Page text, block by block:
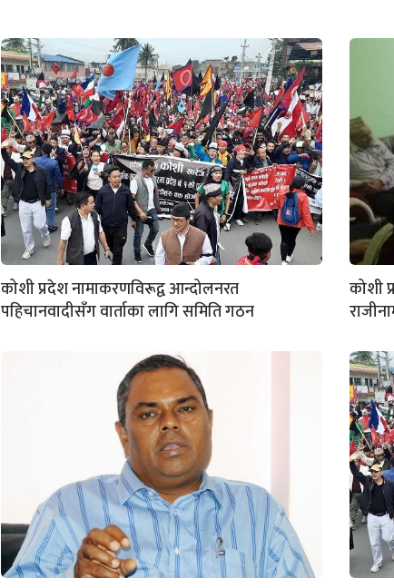
कोशी प्रदेश नामाकरणविरूद्व आन्दोलनरत
पहिचानवादीसँग वार्ताका लागि समिति गठन
कोशी